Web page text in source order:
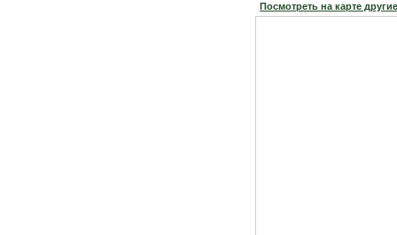
Посмотреть на карте